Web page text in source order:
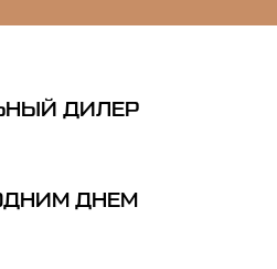
ДИЛЕР
ДНЕМ